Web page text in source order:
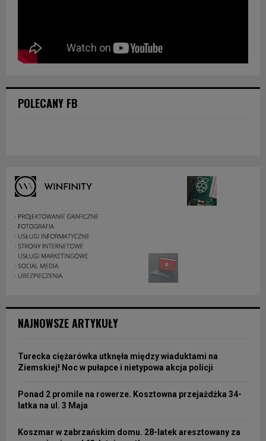
POLECANY FB
NAJNOWSZE ARTYKUŁY
Turecka ciężarówka utknęła między wiaduktami na
Ziemskiej! Noc w pułapce i nietypowa akcja policji
Ponad 2 promile na rowerze. Kosztowna przejażdżka 34-
latka na ul. 3 Maja
Koszmar w zabrzańskim domu. 28-latek aresztowany za